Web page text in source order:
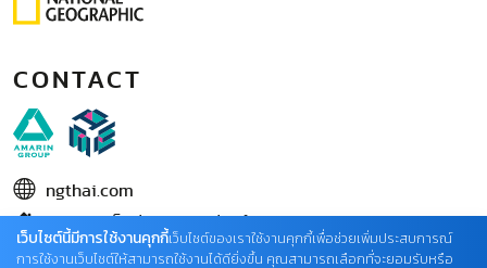
CONTACT
ngthai.com
บริษัท เอเอ็มอี อิมเมจิเนทีฟ จำกัด
ในเครือ บริษัท อมรินทร์ คอร์เปอเรชั่นส์ จำกัด (มหาชน)
เว็บไซต์นี้มีการใช้งานคุกกี้เว็บไซต์ของเราใช้งานคุกกี้เพื่อช่วยเพิ่มประสบการณ์
การใช้งานเว็บไซต์ให้สามารถใช้งานได้ดียิ่งขึ้น คุณสามารถเลือกที่จะยอมรับหรือ